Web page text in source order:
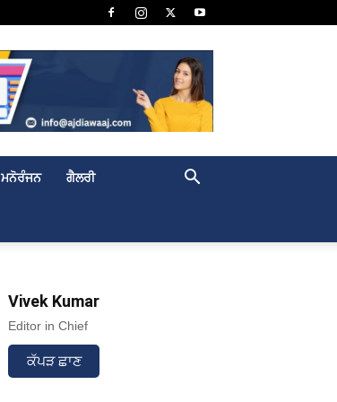
ਮਨੋਰੰਜਨ ਗੈਲਰੀ
Vivek Kumar
Editor in Chief
ਕੱਪੜ ਛਾਣ